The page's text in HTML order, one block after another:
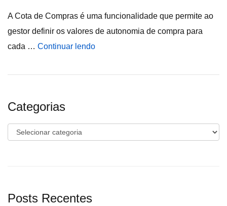
A Cota de Compras é uma funcionalidade que permite ao
gestor definir os valores de autonomia de compra para
cada … Continuar lendo
Categorias
Categorias
Posts Recentes